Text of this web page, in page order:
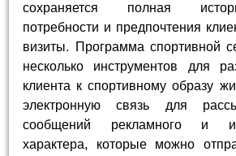
сохраняется полная
потребности и предпочтения
визиты. Программа спортивной
несколько инструментов для
клиента к спортивному образу
электронную связь для
сообщений рекламного и
характера, которые можно